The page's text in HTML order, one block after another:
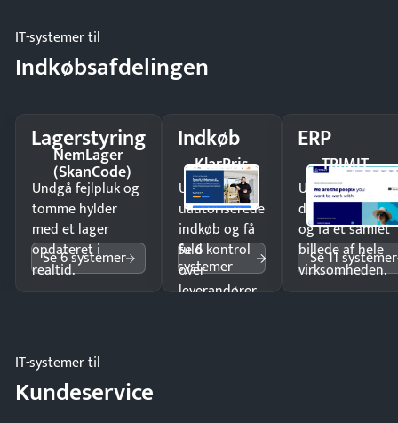
IT-systemer til
Indkøbsafdelingen
Lagerstyring
NemLager
(SkanCode)
Undgå fejlpluk og
tomme hylder
med et lager
opdateret i
realtid.
Se 6 systemer
Indkøb
KlarPris
Undgå
uautoriserede
indkøb og få
fuld kontrol
over
leverandører
Se 6
systemer
ERP
TRIMIT
Undgå
og få ét samlet
billede af hele
virksomheden.
Se 11 systemer
IT-systemer til
Kundeservice